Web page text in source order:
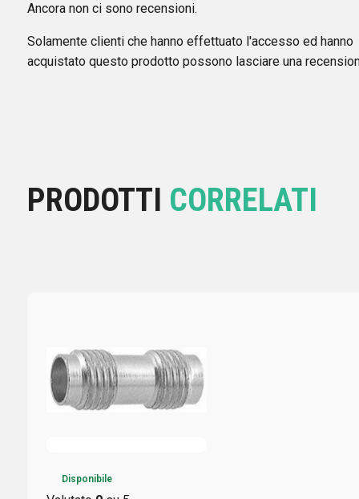
Ancora non ci sono recensioni.
Solamente clienti che hanno effettuato l'accesso ed hanno
acquistato questo prodotto possono lasciare una
PRODOTTI CORRELATI
Disponibile